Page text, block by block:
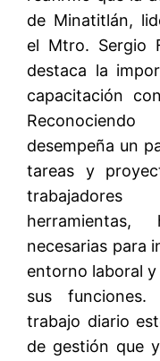
de Minatitlán,
el Mtro. Sergio
destaca la
capacitación
desempeña un
tareas y
necesarias para
entorno laboral
sus
trabajo diario
de gestión que